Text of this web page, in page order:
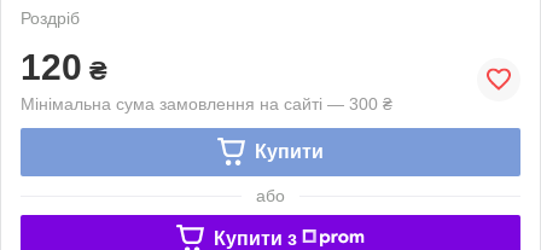
Роздріб
120 ₴
Мінімальна сума замовлення на сайті — 300 ₴
Купити
або
Купити з